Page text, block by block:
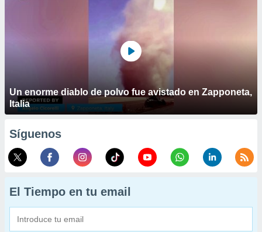
Un enorme diablo de polvo fue avistado en Zapponeta,
Italia
Síguenos
El Tiempo en tu email